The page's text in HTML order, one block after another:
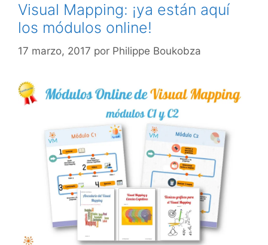
Visual Mapping: ¡ya están aquí
los módulos online!
17 marzo, 2017 por Philippe Boukobza